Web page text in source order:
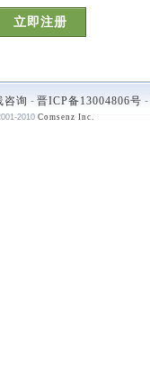
立即注册
- 晋ICP备13004806号 -
2010 Comsenz Inc.